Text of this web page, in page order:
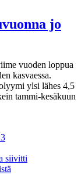
jo
vuoden loppua
kasvaessa.
ylsi lähes 4,5
tammi-kesäkuun
siivitti